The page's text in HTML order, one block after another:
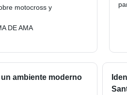
motocross y
DE AMA
ambiente moderno